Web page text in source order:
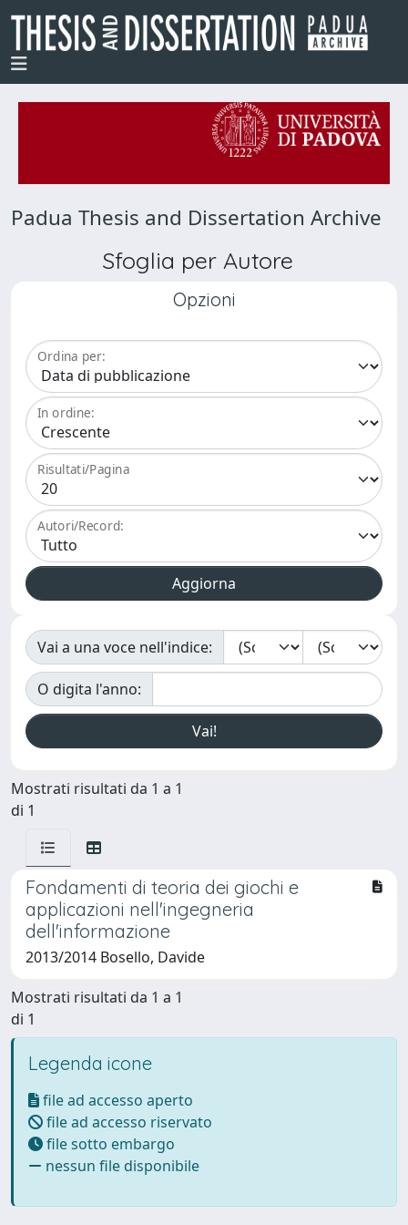
Padua Thesis and Dissertation Archive
Sfoglia per Autore
Opzioni
Ordina per:
In ordine:
Risultati/Pagina
Autori/Record:
Vai a una voce nell'indice:
O digita l'anno:
Mostrati risultati da 1 a 1
di 1
Fondamenti di teoria dei giochi e
applicazioni nell'ingegneria
dell'informazione
2013/2014 Bosello, Davide
Mostrati risultati da 1 a 1
di 1
Legenda icone
file ad accesso aperto
file ad accesso riservato
file sotto embargo
nessun file disponibile